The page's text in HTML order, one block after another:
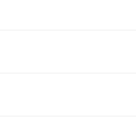
愈量圣骑也可以说是冠绝群雄的。其
俗的伤害